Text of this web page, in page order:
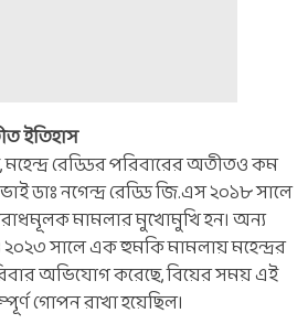
ইতিহাস
রেড্ডির পরিবারের অতীতও কম
ডাঃ নগেন্দ্র রেড্ডি জি.এস ২০১৮ সালে
মামলার মুখোমুখি হন। অন্য
২০২৩ সালে এক হুমকি মামলায় মহেন্দ্রর
অভিযোগ করেছে, বিয়ের সময় এই
গোপন রাখা হয়েছিল।